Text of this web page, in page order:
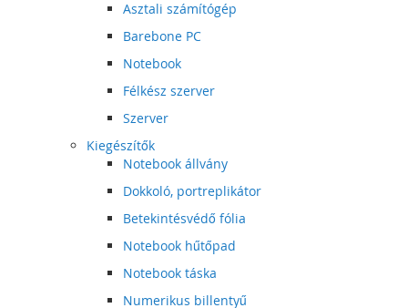
Asztali számítógép
Barebone PC
Notebook
Félkész szerver
Szerver
Kiegészítők
Notebook állvány
Dokkoló, portreplikátor
Betekintésvédő fólia
Notebook hűtőpad
Notebook táska
Numerikus billentyű